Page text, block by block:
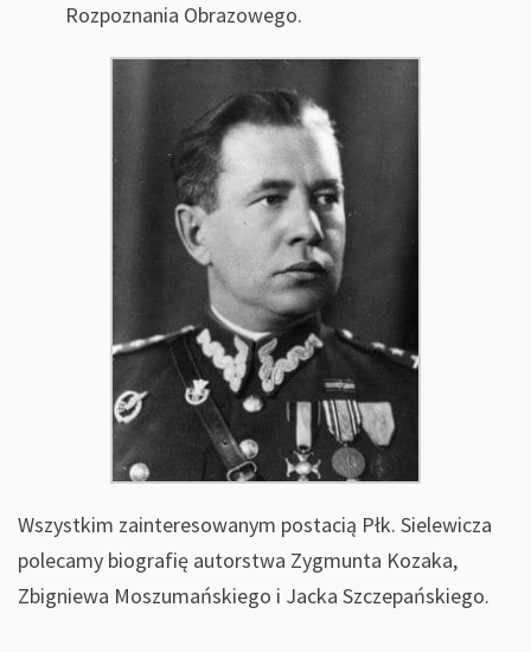
Rozpoznania Obrazowego.
Wszystkim zainteresowanym postacią Płk. Sielewicza
polecamy biografię autorstwa Zygmunta Kozaka,
Zbigniewa Moszumańskiego i Jacka Szczepańskiego.